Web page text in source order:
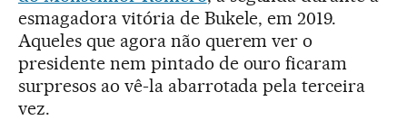
esmagadora vitória de Bukele, em 2019.
Aqueles que agora não querem ver o
presidente nem pintado de ouro ficaram
surpresos ao vê-la abarrotada pela terceira
vez.